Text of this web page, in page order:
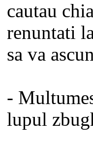
cautau
renuntati
sa va
-
lupul